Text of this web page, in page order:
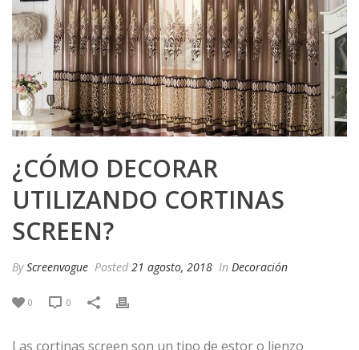
¿CÓMO DECORAR
UTILIZANDO CORTINAS
SCREEN?
ByScreenvogue Posted 21 agosto, 2018 In Decoración
0 0
Las cortinas screen son un tipo de estor o lienzo